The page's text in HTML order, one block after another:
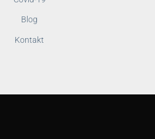
Blog
Kontakt